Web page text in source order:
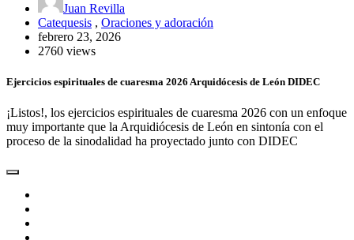
Juan Revilla
Catequesis , Oraciones y adoración
febrero 23, 2026
2760 views
Ejercicios espirituales de cuaresma 2026 Arquidócesis de León DIDEC
¡Listos!, los ejercicios espirituales de cuaresma 2026 con un enfoque
muy importante que la Arquidiócesis de León en sintonía con el
proceso de la sinodalidad ha proyectado junto con DIDEC